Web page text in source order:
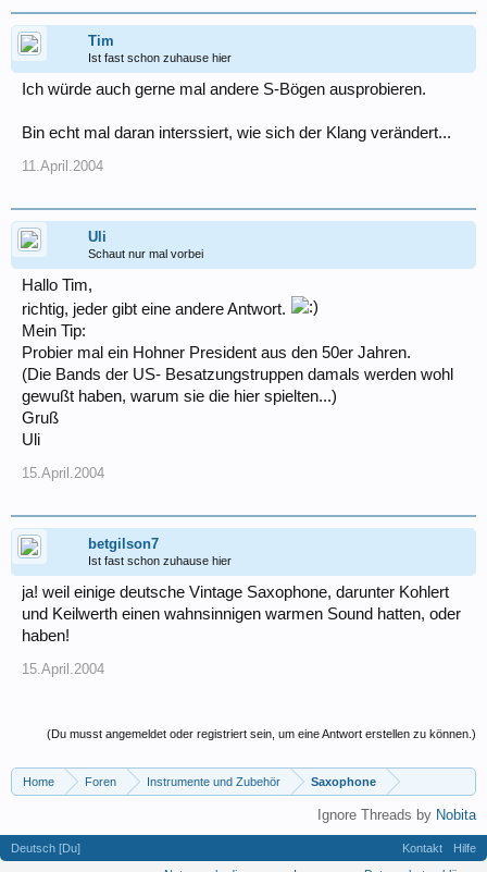
Tim
Ist fast schon zuhause hier
Ich würde auch gerne mal andere S-Bögen ausprobieren.
Bin echt mal daran interssiert, wie sich der Klang verändert...
11.April.2004
Uli
Schaut nur mal vorbei
Hallo Tim,
richtig, jeder gibt eine andere Antwort.
Mein Tip:
Probier mal ein Hohner President aus den 50er Jahren.
(Die Bands der US- Besatzungstruppen damals werden wohl
gewußt haben, warum sie die hier spielten...)
Gruß
Uli
15.April.2004
betgilson7
Ist fast schon zuhause hier
ja! weil einige deutsche Vintage Saxophone, darunter Kohlert
und Keilwerth einen wahnsinnigen warmen Sound hatten, oder
haben!
15.April.2004
(Du musst angemeldet oder registriert sein, um eine Antwort erstellen zu können.)
Home Foren Instrumente und Zubehör Saxophone
Ignore Threads by Nobita
Deutsch [Du] Kontakt
Hilfe